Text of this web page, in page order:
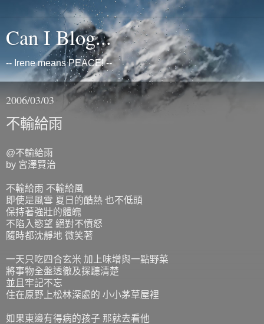
Can I Blog...
-- Irene means PEACE! --
2006/03/03
不輸給雨
@不輸給雨
by 宮澤賢治
不輸給雨 不輸給風
即使是風雪 夏日的酷熱 也不低頭
保持著強壯的體魄
不陷入慾望 絕對不憤怒
隨時都沈靜地 微笑著
一天只吃四合玄米 加上味增與一點野菜
將事物全盤透徹及探聽清楚
並且牢記不忘
住在原野上松林深處的 小小茅草屋裡
如果東邊有得病的孩子 那就去看他